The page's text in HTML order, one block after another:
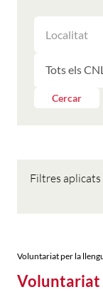
ELS
RESULTATS
LES
PER
LES
Cercar
Filtres aplicats
Voluntariat per la
Voluntariat